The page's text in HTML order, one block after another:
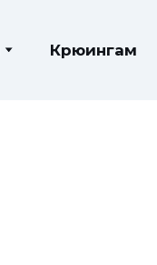
Крюингам